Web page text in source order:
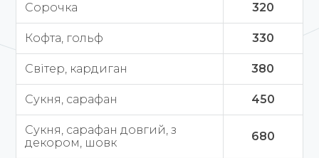
Сорочка 320
Кофта, гольф 330
Світер, кардиган 380
Сукня, сарафан 450
Сукня, сарафан довгий, з
декором, шовк
680